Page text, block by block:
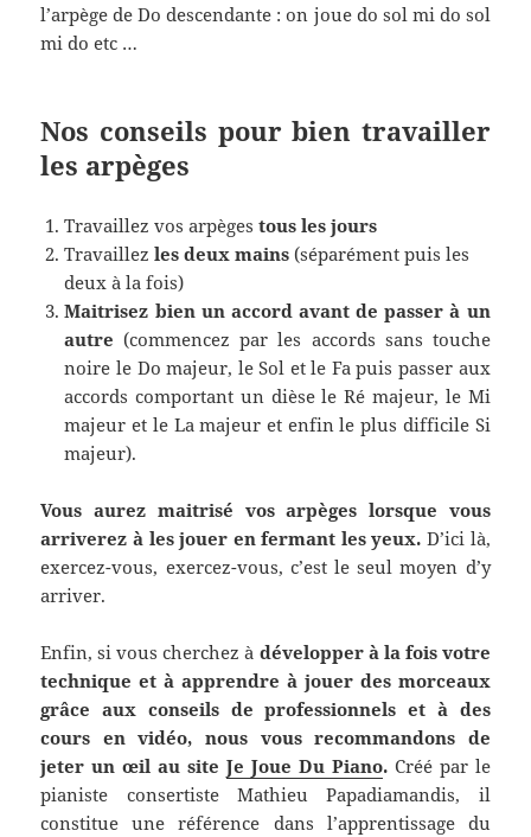
l’arpège de Do descendante : on joue do sol mi do sol
mi do etc …
Nos conseils pour bien travailler
les arpèges
Travaillez vos arpèges tous les jours
Travaillez les deux mains (séparément puis les
deux à la fois)
Maitrisez bien un accord avant de passer à un
autre (commencez par les accords sans touche
noire le Do majeur, le Sol et le Fa puis passer aux
accords comportant un dièse le Ré majeur, le Mi
majeur et le La majeur et enfin le plus difficile Si
majeur).
Vous aurez maitrisé vos arpèges lorsque vous
arriverez à les jouer en fermant les yeux. D’ici là,
exercez-vous, exercez-vous, c’est le seul moyen d’y
arriver.
Enfin, si vous cherchez à développer à la fois votre
technique et à apprendre à jouer des morceaux
grâce aux conseils de professionnels et à des
cours en vidéo, nous vous recommandons de
jeter un œil au siteJe Joue Du Piano.Créé par le
pianiste consertiste Mathieu Papadiamandis, il
constitue une référence dans l’apprentissage du